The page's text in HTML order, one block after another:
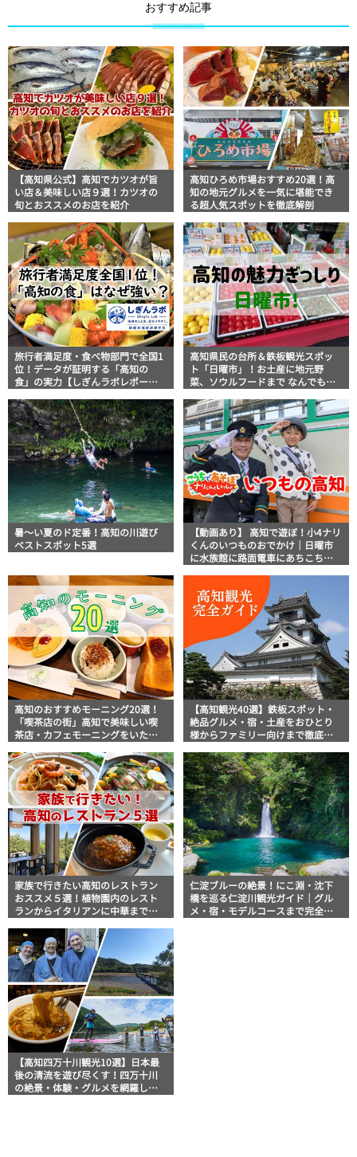
おすすめ記事
【高知県公式】高知でカツオが旨
い店＆美味しい店９選！カツオの
旬とおススメのお店を紹介
高知ひろめ市場おすすめ20選！高
知の地元グルメを一気に堪能でき
る超人気スポットを徹底解剖
旅行者満足度・食べ物部門で全国1
位！データが証明する「高知の
食」の実力【しぎんラボレポー
高知県民の台所＆鉄板観光スポッ
ト「日曜市」！お土産に地元野
菜、ソウルフードまで なんでもそ
説！
暑～い夏のド定番！高知の川遊び
ベストスポット5選
【動画あり】 高知で遊ぼ！小4ナリ
くんのいつものおでかけ｜日曜市
に水族館に路面電車にあちこち巡
高知のおすすめモーニング20選！
「喫茶店の街」高知で美味しい喫
茶店・カフェモーニングをいただ
【高知観光40選】鉄板スポット・
絶品グルメ・宿・土産をおひとり
様からファミリー向けまで徹底解
家族で行きたい高知のレストラン
おススメ５選！植物園内のレスト
ランからイタリアンに中華まで楽
仁淀ブルーの絶景！にこ淵・沈下
橋を巡る仁淀川観光ガイド｜グル
メ・宿・モデルコースまで完全網
【高知四万十川観光10選】日本最
後の清流を遊び尽くす！四万十川
の絶景・体験・グルメを網羅した